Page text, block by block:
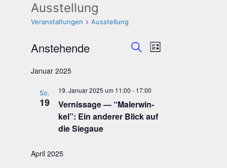
Ausstellung
Veranstaltungen Ausstellung
Veranstaltungen
Veranstaltungen
Suche
Navigation
Veranstaltung
Ansichten-
Liste
Anstehende
wählen.
Januar 2025
So.
19
Ver­nis­sa­ge — “Maler­win­
kel”: Ein ande­rer Blick auf
die Siegaue
19. Januar 2025 um 11:00 - 17:00
April 2025